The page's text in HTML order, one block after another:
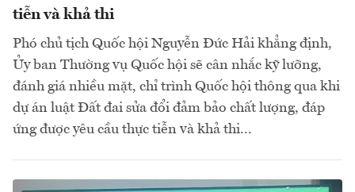
tiễn và khả thi
Phó chủ tịch Quốc hội Nguyễn Đức Hải khẳng định,
Ủy ban Thường vụ Quốc hội sẽ cân nhắc kỹ lưỡng,
đánh giá nhiều mặt, chỉ trình Quốc hội thông qua khi
dự án luật Đất đai sửa đổi đảm bảo chất lượng, đáp
ứng được yêu cầu thực tiễn và khả thi...